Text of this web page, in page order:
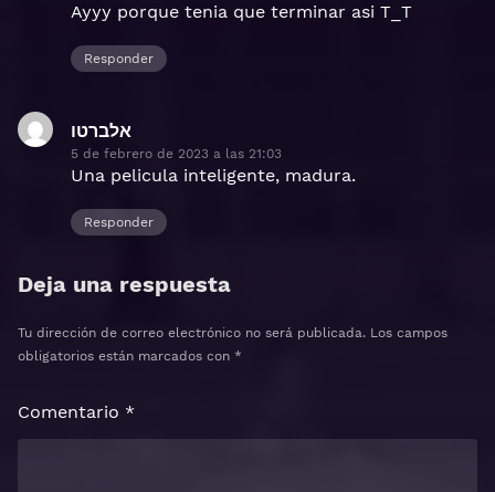
Ayyy porque tenia que terminar asi T_T
Responder
אלברטו
5 de febrero de 2023 a las 21:03
Una pelicula inteligente, madura.
Responder
Deja una respuesta
Tu dirección de correo electrónico no será publicada. Los campos
obligatorios están marcados con *
Comentario *